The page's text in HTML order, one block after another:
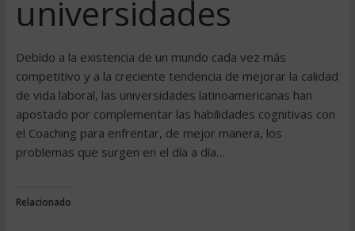
universidades
Debido a la existencia de un mundo cada vez más
competitivo y a la creciente tendencia de mejorar la calidad
de vida laboral, las universidades latinoamericanas han
apostado por complementar las habilidades cognitivas con
el Coaching para enfrentar, de mejor manera, los
problemas que surgen en el día a día…
Relacionado